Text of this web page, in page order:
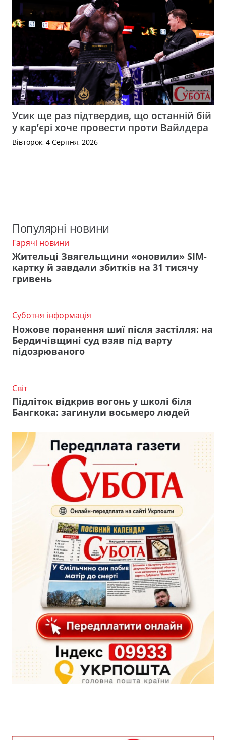
Усик ще раз підтвердив, що останній бій
у кар’єрі хоче провести проти Вайлдера
Вівторок, 4 Серпня, 2026
Популярні новини
Гарячі новини
Жительці Звягельщини «оновили» SIM-
картку й завдали збитків на 31 тисячу
гривень
Суботня інформація
Ножове поранення шиї після застілля: на
Бердичівщині суд взяв під варту
підозрюваного
Світ
Підліток відкрив вогонь у школі біля
Бангкока: загинули восьмеро людей